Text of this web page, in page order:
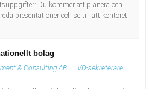
Du kommer att planera och
presentationer och se till att kontoret
bolag
& Consulting AB VD-sekreterare